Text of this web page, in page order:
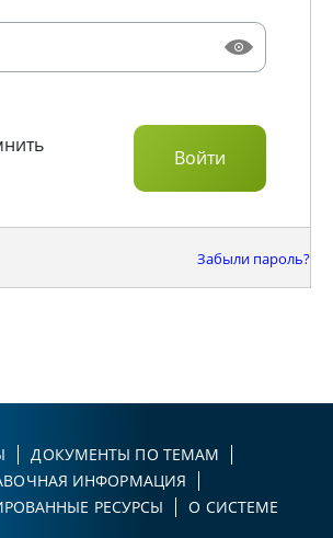
Забыли пароль?
ДОКУМЕНТЫ ПО ТЕМАМ
ИНФОРМАЦИЯ
РЕСУРСЫ
О СИСТЕМЕ